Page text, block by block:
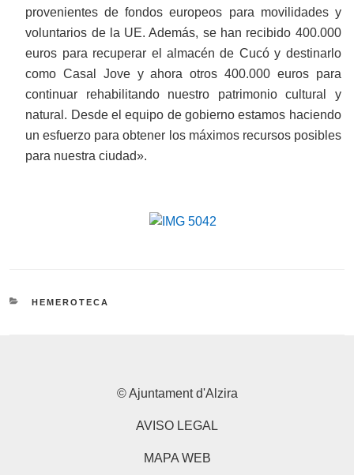
provenientes de fondos europeos para movilidades y
voluntarios de la UE. Además, se han recibido 400.000
euros para recuperar el almacén de Cucó y destinarlo
como Casal Jove y ahora otros 400.000 euros para
continuar rehabilitando nuestro patrimonio cultural y
natural. Desde el equipo de gobierno estamos haciendo
un esfuerzo para obtener los máximos recursos posibles
para nuestra ciudad».
CATEGORIES
HEMEROTECA
© Ajuntament d'Alzira
AVISO LEGAL
MAPA WEB